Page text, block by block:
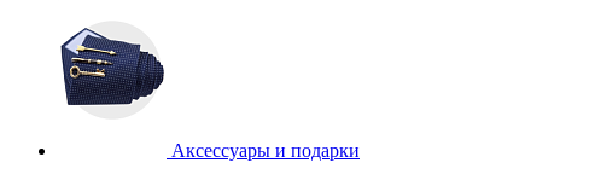
Аксессуары и подарки